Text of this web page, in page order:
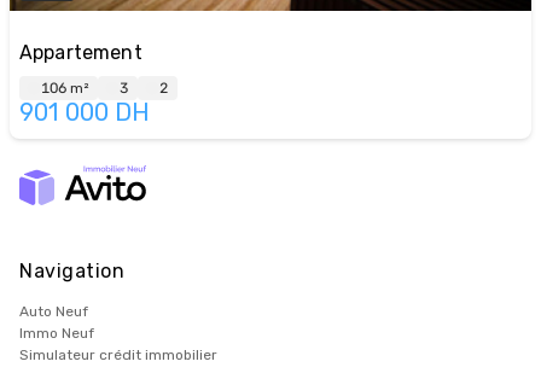
Appartement
106 m² 3 2
901 000 DH
Navigation
Auto Neuf
Immo Neuf
Simulateur crédit immobilier